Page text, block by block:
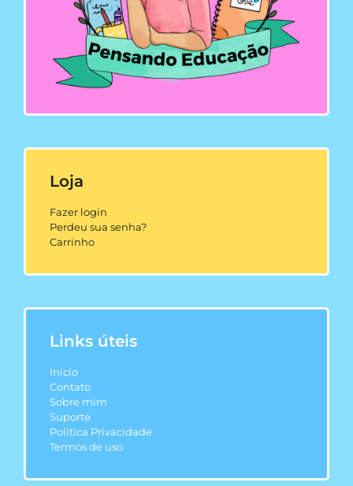
Loja
Fazer login
Perdeu sua senha?
Carrinho
Links úteis
Início
Contato
Sobre mim
Suporte
Política Privacidade
Termos de uso